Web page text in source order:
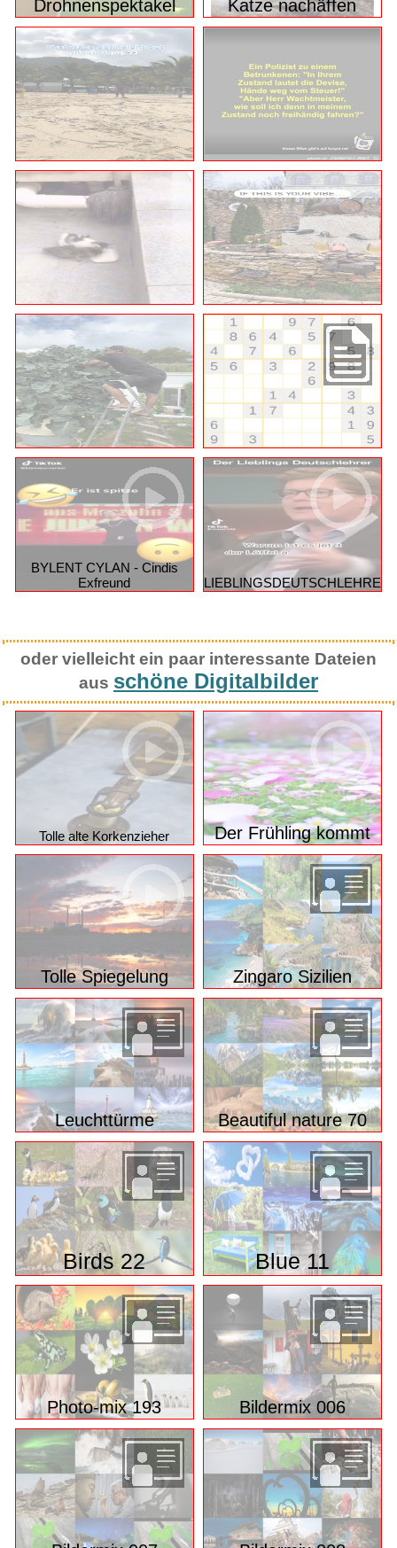
BYLENT CYLAN - Cindis
Exfreund
LIEBLINGSDEUTSCHLEHRER
oder vielleicht ein paar interessante Dateien
ausschöne Digitalbilder
Tolle alte Korkenzieher Der Frühling kommt
Tolle Spiegelung Zingaro Sizilien
Leuchttürme Beautiful nature 70
Birds 22 Blue 11
Photo-mix 193 Bildermix 006
Bildermix 007 Bildermix 008